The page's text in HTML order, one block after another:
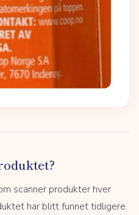
scanner produkter hver
har blitt funnet tidligere.